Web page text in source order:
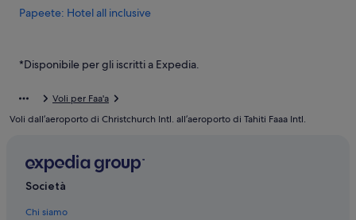
Papeete: Hotel all inclusive
Papeete: Hilton Hotels
Tempio Cinese Temple Chinois Kanti: hotel nelle vicinanze
Faa'a: hotel
Papeete: hotel
*Disponibile per gli iscritti a Expedia.
Voli per Faa'a
Voli dall’aeroporto di Christchurch Intl. all’aeroporto di Tahiti Faaa Intl.
Società
Chi siamo